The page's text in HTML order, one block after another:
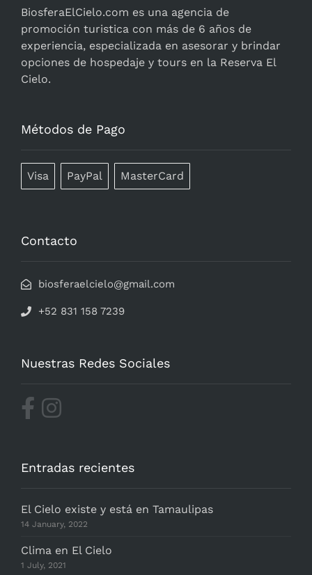
BiosferaElCielo.com es una agencia de
promoción turistica con más de 6 años de
experiencia, especializada en asesorar y brindar
opciones de hospedaje y tours en la Reserva El
Cielo.
Métodos de Pago
Visa PayPal MasterCard
Contacto
biosferaelcielo@gmail.com
+52 831 158 7239
Nuestras Redes Sociales
Entradas recientes
El Cielo existe y está en Tamaulipas
14 January, 2022
Clima en El Cielo
1 July, 2021